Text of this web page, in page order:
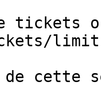
tickets
de cette